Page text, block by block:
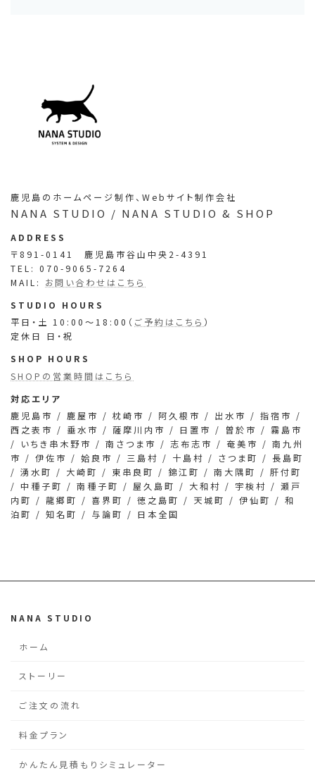
ン
リ
ン
ン
リ
ン
ン
リ
ン
ン
リ
ン
鹿児島のホームページ制作、Webサイト制作会社
NANA STUDIO / NANA STUDIO & SHOP
ADDRESS
〒891-0141 鹿児島市谷山中央2-4391
TEL: 070-9065-7264
MAIL: お問い合わせはこちら
STUDIO HOURS
平日・土 10:00～18:00（ ご予約はこちら ）
定休日 日・祝
SHOP HOURS
SHOPの営業時間はこちら
対応エリア
鹿児島市 / 鹿屋市 / 枕崎市 / 阿久根市 / 出水市 / 指宿市 /
西之表市 / 垂水市 / 薩摩川内市 / 日置市 / 曽於市 / 霧島市
/ いちき串木野市 / 南さつま市 / 志布志市 / 奄美市 / 南九州
市 / 伊佐市 / 姶良市 / 三島村 / 十島村 / さつま町 / 長島町
/ 湧水町 / 大崎町 / 東串良町 / 錦江町 / 南大隅町 / 肝付町
/ 中種子町 / 南種子町 / 屋久島町 / 大和村 / 宇検村 / 瀬戸
内町 / 龍郷町 / 喜界町 / 徳之島町 / 天城町 / 伊仙町 / 和
泊町 / 知名町 / 与論町 / 日本全国
NANA STUDIO
ホーム
ストーリー
ご注文の流れ
料金プラン
かんたん見積もりシミュレーター